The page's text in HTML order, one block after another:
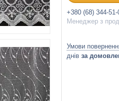
+380 (68) 344-51-
Менеджер з
днів за